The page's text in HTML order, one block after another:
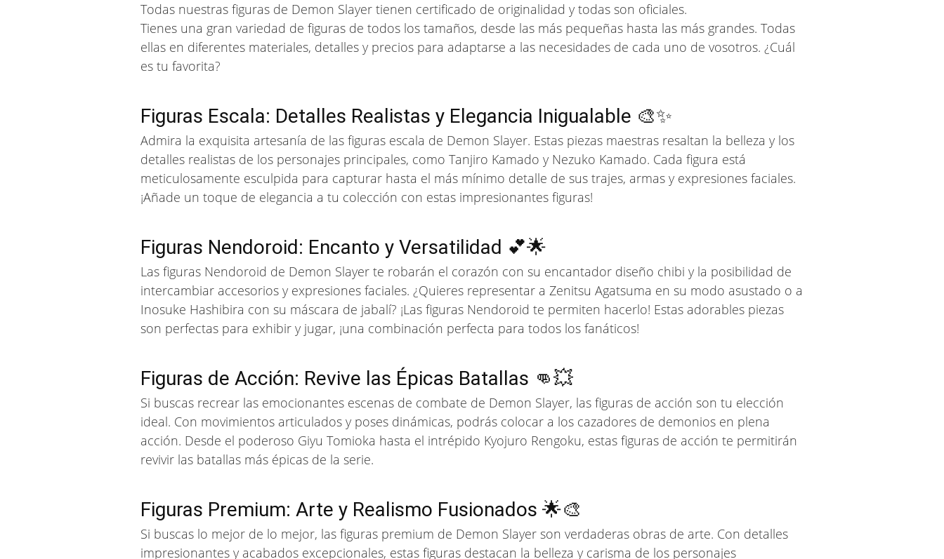
Todas nuestras figuras de Demon Slayer tienen certificado de originalidad y todas son oficiales.
Tienes una gran variedad de figuras de todos los tamaños, desde las más pequeñas hasta las más grandes. Todas
ellas en diferentes materiales, detalles y precios para adaptarse a las necesidades de cada uno de vosotros. ¿Cuál
es tu favorita?
Figuras Escala: Detalles Realistas y Elegancia Inigualable 🎨✨
Admira la exquisita artesanía de las figuras escala de Demon Slayer. Estas piezas maestras resaltan la belleza y los
detalles realistas de los personajes principales, como Tanjiro Kamado y Nezuko Kamado. Cada figura está
meticulosamente esculpida para capturar hasta el más mínimo detalle de sus trajes, armas y expresiones faciales.
¡Añade un toque de elegancia a tu colección con estas impresionantes figuras!
Figuras Nendoroid: Encanto y Versatilidad 💕🌟
Las figuras Nendoroid de Demon Slayer te robarán el corazón con su encantador diseño chibi y la posibilidad de
intercambiar accesorios y expresiones faciales. ¿Quieres representar a Zenitsu Agatsuma en su modo asustado o a
Inosuke Hashibira con su máscara de jabalí? ¡Las figuras Nendoroid te permiten hacerlo! Estas adorables piezas
son perfectas para exhibir y jugar, ¡una combinación perfecta para todos los fanáticos!
Figuras de Acción: Revive las Épicas Batallas 👊💥
Si buscas recrear las emocionantes escenas de combate de Demon Slayer, las figuras de acción son tu elección
ideal. Con movimientos articulados y poses dinámicas, podrás colocar a los cazadores de demonios en plena
acción. Desde el poderoso Giyu Tomioka hasta el intrépido Kyojuro Rengoku, estas figuras de acción te permitirán
revivir las batallas más épicas de la serie.
Figuras Premium: Arte y Realismo Fusionados 🌟🎨
Si buscas lo mejor de lo mejor, las figuras premium de Demon Slayer son verdaderas obras de arte. Con detalles
impresionantes y acabados excepcionales, estas figuras destacan la belleza y carisma de los personajes